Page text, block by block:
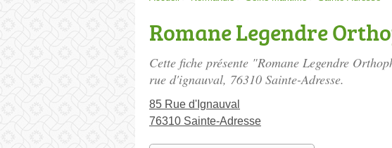
Romane Legendre
Cette fiche présente "Romane Legendre
rue d'ignauval, 76310 Sainte-Adresse.
85 Rue d'Ignauval
76310 Sainte-Adresse